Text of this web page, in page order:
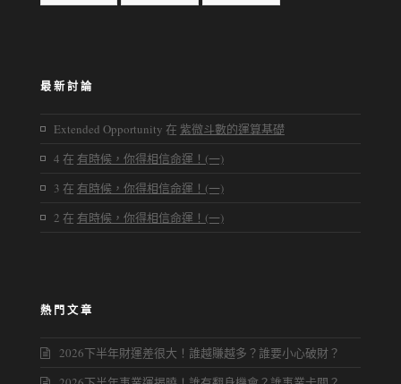
最新討論
Extended Opportunity 在 紫微斗數的運算基礎
4 在 有時候，你得相信命運！(一)
3 在 有時候，你得相信命運！(一)
2 在 有時候，你得相信命運！(一)
熱門文章
2026下半年財運差很大！誰越賺越多？誰要小心破財？